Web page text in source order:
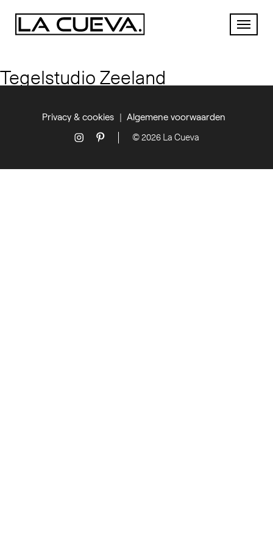
Tegelstudio Zeeland
Privacy & cookies Algemene voorwaarden
© 2026 La Cueva